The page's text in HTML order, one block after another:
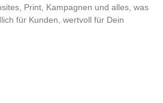
Print, Kampagnen und alles, was
für Kunden, wertvoll für Dein